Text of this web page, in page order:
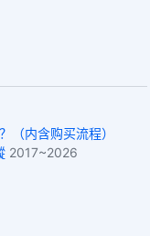
（内含购买流程）
2017~2026